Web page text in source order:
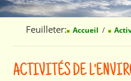
Feuilleter: Accueil
ACTIVITÉS DE